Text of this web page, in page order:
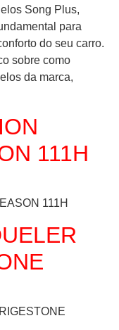
Song Plus,
para
do seu carro.
sobre como
da marca,
111H
111H